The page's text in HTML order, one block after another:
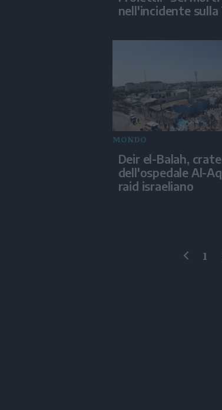
nell'incidente
MONDO
Deir el-Balah,
dell'ospedale Al-
raid israeliano
1